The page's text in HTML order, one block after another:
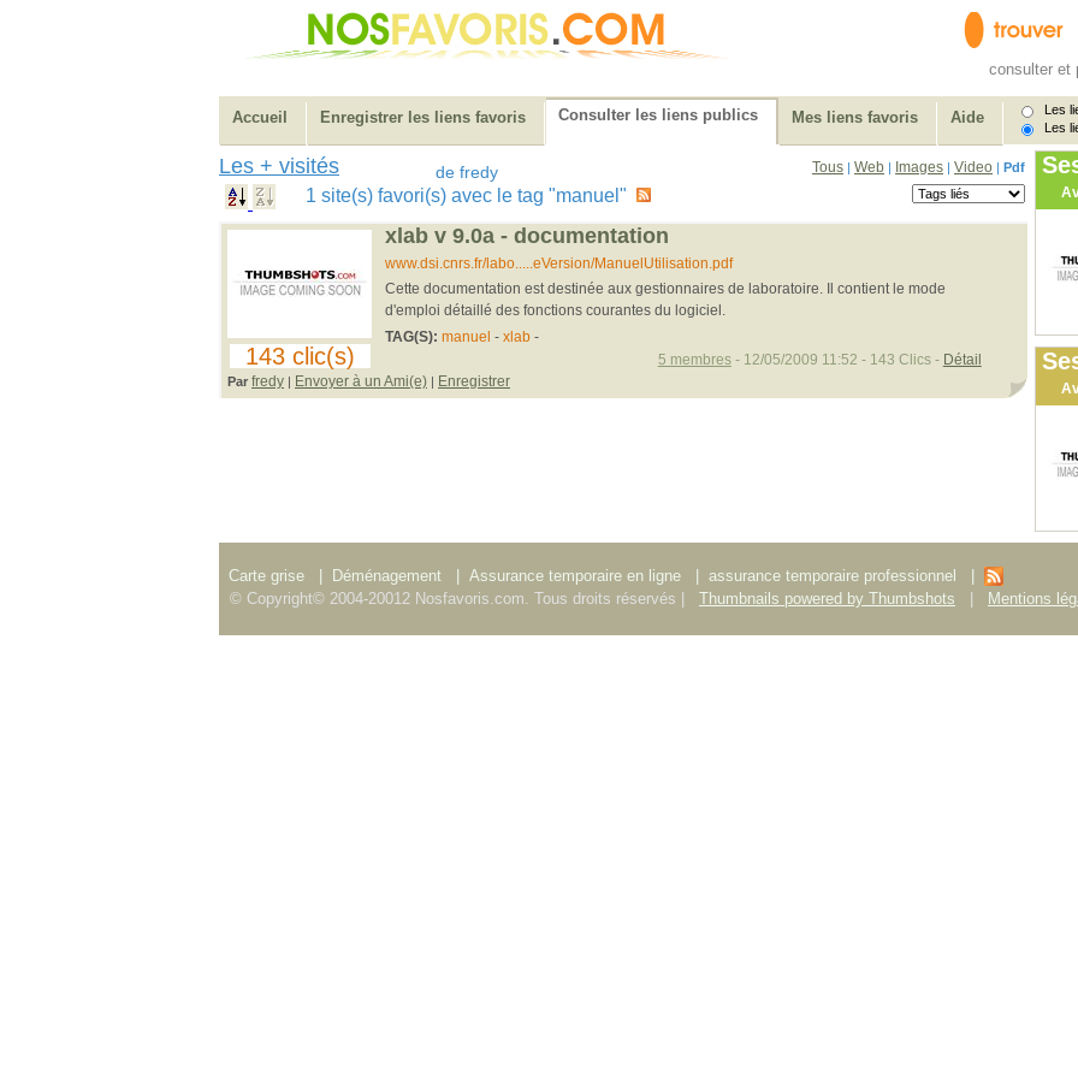
consulter et
Accueil Enregistrer les liens favoris Consulter les liens publics Mes liens favoris Aide
Les
Les
Les + visités de fredy Tous | Web | Images | Video | Pdf
1 site(s) favori(s) avec le tag "manuel"
143 clic(s)
xlab v 9.0a - documentation
www.dsi.cnrs.fr/labo.....eVersion/ManuelUtilisation.pdf
Cette documentation est destinée aux gestionnaires de laboratoire. Il contient le mode
d'emploi détaillé des fonctions courantes du logiciel.
TAG(S): manuel - xlab-
Par fredy | Envoyer à un Ami(e) | Enregistrer
5 membres- 12/05/2009 11:52 - 143 Clics - Détail
Carte grise Déménagement Assurance temporaire en ligne assurance temporaire professionnel
© Copyright© 2004-20012 Nosfavoris.com. Tous droits réservés |
Thumbnails powered by Thumbshots Mentions